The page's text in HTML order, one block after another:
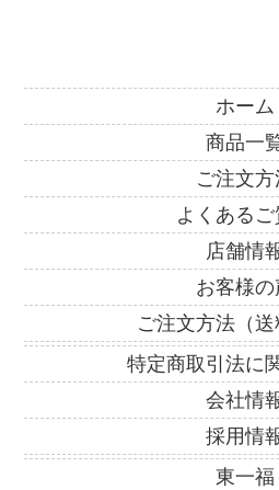
ホーム
商品一
ご注文方
よくあるご
店舗情
お客様の
ご注文方法（送
特定商取引法に
会社情
採用情
東一福